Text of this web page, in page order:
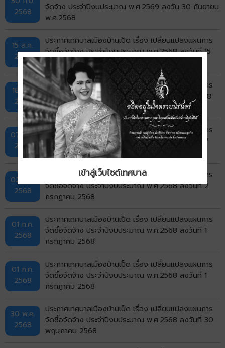
2568
จัดจ้าง ประจำปีงบประมาณ พ.ศ.2569 ลงวัน 30 กันยายน
พ.ศ.2568
15 ส.ค.
2568
ประกาศเทศบาลเมืองบ้านเป็ด เรื่อง เปลี่ยนแปลงแผนการ
จัดซื้อจัดจ้าง ประจำปีงบประมาณ พ.ศ.2568 ลงวันที่ 15
สิงหาคม 2568
18 ก.ค.
2568
ประกาศเทศบาลเมืองบ้านเป็ด เรื่อง เปลี่ยนแปลงแผนการ
จัดซื้อจัดจ้าง ประจำปีงบประมาณ พ.ศ.2568 ลงวันที่ 18
กรกฏาคม 2568
07 ก.ค.
2568
ประกาศเทศบาลเมืองบ้านเป็ด เรื่อง เปลี่ยนแปลงแผนการ
จัดซื้อจัดจ้าง ประจำปีงบประมาณ พ.ศ.2568 ลงวันที่ 7
กรกฏาคม 2568
02 ก.ค.
2568
ประกาศเทศบาลเมืองบ้านเป็ด เรื่อง เปลี่ยนแปลงแผนการ
จัดซื้อจัดจ้าง ประจำปีงบประมาณ พ.ศ.2568 ลงวันที่ 2
กรกฏาคม 2568
01 ก.ค.
2568
ประกาศเทศบาลเมืองบ้านเป็ด เรื่อง เปลี่ยนแปลงแผนการ
จัดซื้อจัดจ้าง ประจำปีงบประมาณ พ.ศ.2568 ลงวันที่ 1
กรกฏาคม 2568
01 ก.ค.
2568
ประกาศเทศบาลเมืองบ้านเป็ด เรื่อง เปลี่ยนแปลงแผนการ
จัดซื้อจัดจ้าง ประจำปีงบประมาณ พ.ศ.2568 ลงวันที่ 1
กรกฏาคม 2568
30 พ.ค.
2568
ประกาศเทศบาลเมืองบ้านเป็ด เรื่อง เปลี่ยนแปลงแผนการ
จัดซื้อจัดจ้าง ประจำปีงบประมาณ พ.ศ.2568 ลงวันที่ 30
พฤษภาคม 2568
เข้าสู่เว็บไซต์เทศบาล